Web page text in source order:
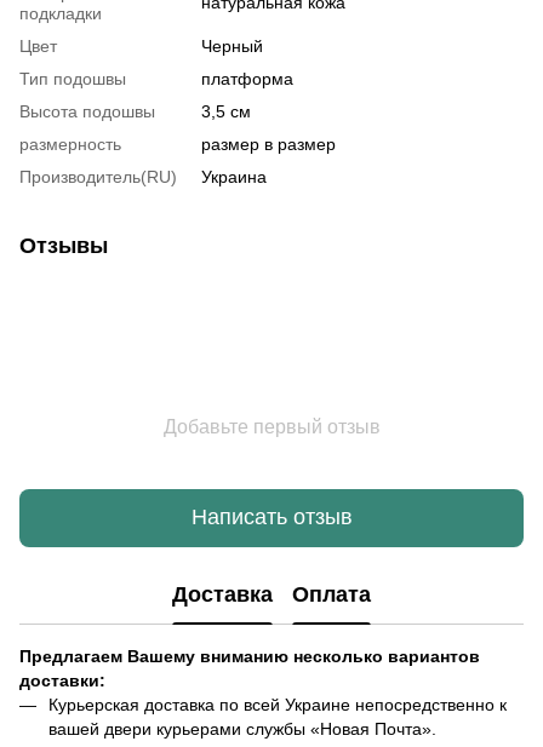
подкладки
Цвет
Черный
Тип подошвы
платформа
Высота подошвы
3,5 см
размерность
размер в размер
Производитель(RU)
Украина
Отзывы
Добавьте первый отзыв
Написать отзыв
Доставка Оплата
Предлагаем Вашему вниманию несколько вариантов
доставки:
Курьерская доставка по всей Украине непосредственно к
вашей двери курьерами службы «Новая Почта».